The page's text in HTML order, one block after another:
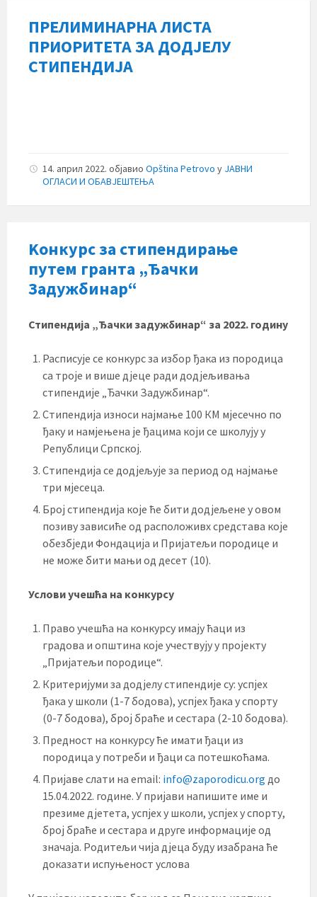
ПРЕЛИМИНАРНА ЛИСТА
ПРИОРИТЕТА ЗА ДОДЈЕЛУ
СТИПЕНДИЈА
14. април 2022. објавио Opština Petrovo у ЈАВНИ
ОГЛАСИ И ОБАВЈЕШТЕЊА
Kонкурс за стипендирање
путем гранта „Ђачки
Задужбинар“
Стипендија „Ђачки задужбинар“ за 2022. годину
Расписује се конкурс за избор ђака из породица
са троје и више дјеце ради додјељивања
стипендије „Ђачки Задужбинар“.
Стипендија износи најмање 100 КМ мјесечно по
ђаку и намјењена је ђацима који се школују у
Републици Српској.
Стипендија се додјељује за период од најмање
три мјесеца.
Број стипендија које ће бити додјељене у овом
позиву зависиће од расположивх средстава које
обезбједи Фондација и Пријатељи породице и
не може бити мањи од десет (10).
Услови учешћа на конкурсу
Право учешћа на конкурсу имају ћаци из
градова и општина које учествују у пројекту
„Пријатељи породице“.
Критеријуми за додјелу стипендије су: успјех
ђака у школи (1-7 бодова), успјех ђака у спорту
(0-7 бодова), број браће и сестара (2-10 бодова).
Предност на конкурсу ће имати ђаци из
породица у потреби и ђаци са потешкоћама.
Пријаве слати на email: info@zaporodicu.org до
15.04.2022. године. У пријави напишите име и
презиме дјетета, успјех у школи, успјех у спорту,
број браће и сестара и друге информације од
значаја. Родитељи чија дјеца буду изабрана ће
доказати испуњеност услова